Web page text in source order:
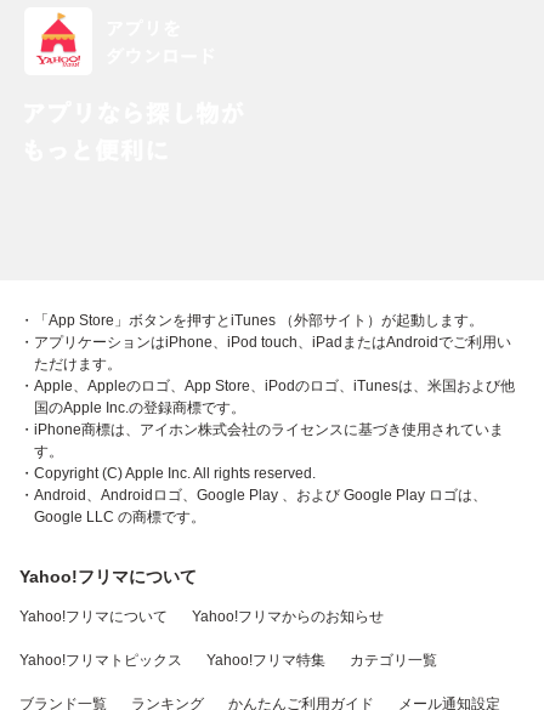
・「App Store」ボタンを押すとiTunes （外部サイト）が起動します。
・アプリケーションはiPhone、iPod touch、iPadまたはAndroidでご利用い
ただけます。
・Apple、Appleのロゴ、App Store、iPodのロゴ、iTunesは、米国および他
国のApple Inc.の登録商標です。
・iPhone商標は、アイホン株式会社のライセンスに基づき使用されていま
す。
・Copyright (C) Apple Inc. All rights reserved.
・Android、Androidロゴ、Google Play 、および Google Play ロゴは、
Google LLC の商標です。
Yahoo!フリマについて
Yahoo!フリマについて Yahoo!フリマからのお知らせ
Yahoo!フリマトピックス Yahoo!フリマ特集 カテゴリ一覧
ブランド一覧 ランキング かんたんご利用ガイド メール通知設定